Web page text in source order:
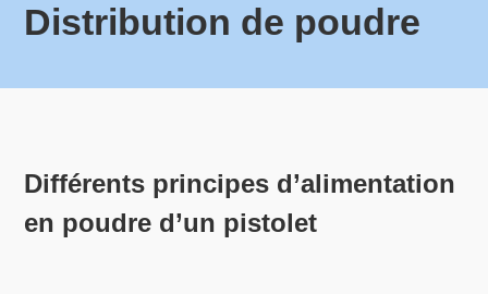
Distribution de poudre
Différents principes d’alimentation
en poudre d’un pistolet